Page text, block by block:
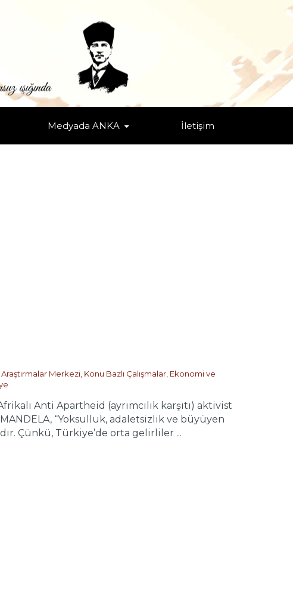
Medyada ANKA İletişim
Merkezi Konu Bazlı Çalışmalar Ekonomi ve
Anti Apartheid (ayrımcılık karşıtı) aktivist
“Yoksulluk, adaletsizlik ve büyüyen
Çünkü, Türkiye’de orta gelirliler ...